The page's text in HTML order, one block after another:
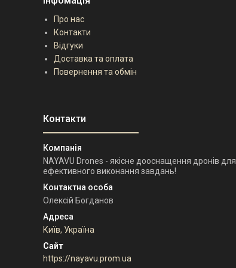
Про нас
Контакти
Відгуки
Доставка та оплата
Повернення та обмін
NAYAVU Drones - якісне дооснащення дронів для
ефективного виконання завдань!
Олексій Богданов
Київ, Україна
https://nayavu.prom.ua